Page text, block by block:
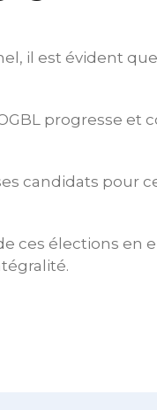
il est évident que
progresse et
candidats pour
ces élections en